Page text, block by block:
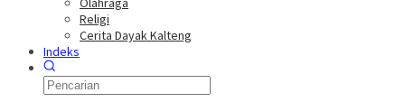
Religi
Cerita Dayak Kalteng
Indeks